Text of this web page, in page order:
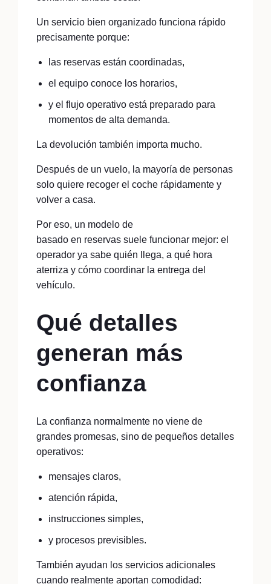
Un servicio bien organizado funciona rápido
precisamente porque:
las reservas están coordinadas,
el equipo conoce los horarios,
y el flujo operativo está preparado para
momentos de alta demanda.
La devolución también importa mucho.
Después de un vuelo, la mayoría de personas
solo quiere recoger el coche rápidamente y
volver a casa.
Por eso, un modelo de
basado en reservas suele funcionar mejor: el
operador ya sabe quién llega, a qué hora
aterriza y cómo coordinar la entrega del
vehículo.
Qué detalles
generan más
confianza
La confianza normalmente no viene de
grandes promesas, sino de pequeños detalles
operativos:
mensajes claros,
atención rápida,
instrucciones simples,
y procesos previsibles.
También ayudan los servicios adicionales
cuando realmente aportan comodidad: